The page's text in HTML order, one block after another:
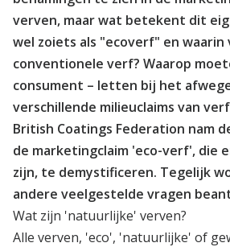
verven, maar wat betekent dit
wel zoiets als "ecoverf" en waarin
conventionele verf? Waarop
consument – letten bij het
verschillende milieuclaims van
British Coatings Federation nam
de marketingclaim 'eco-verf', die
zijn, te demystificeren. Tegelijk
andere veelgestelde vragen
Wat zijn 'natuurlijke' verven?
Alle verven, 'eco', 'natuurlijke' of